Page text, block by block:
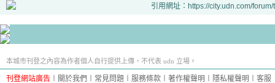
引用網址：https://city.udn.com/
本城市刊登之內容為作者個人自行提供上傳，不代表 udn 立場。
刊登網站廣告 關於我們 常見問題 服務條款 著作權聲明 隱私權聲明 客服